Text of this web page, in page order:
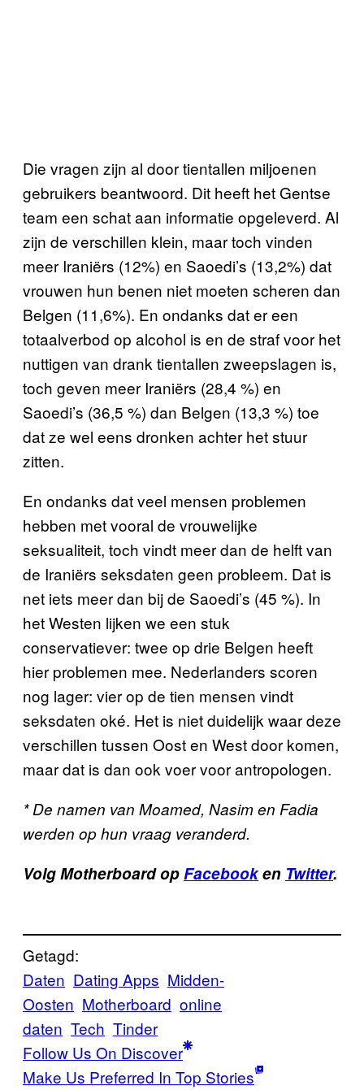
Die vragen zijn al door tientallen miljoenen
gebruikers beantwoord. Dit heeft het Gentse
team een schat aan informatie opgeleverd. Al
zijn de verschillen klein, maar toch vinden
meer Iraniërs (12%) en Saoedi’s (13,2%) dat
vrouwen hun benen niet moeten scheren dan
Belgen (11,6%). En ondanks dat er een
totaalverbod op alcohol is en de straf voor het
nuttigen van drank tientallen zweepslagen is,
toch geven meer Iraniërs (28,4 %) en
Saoedi’s (36,5 %) dan Belgen (13,3 %) toe
dat ze wel eens dronken achter het stuur
zitten.
En ondanks dat veel mensen problemen
hebben met vooral de vrouwelijke
seksualiteit, toch vindt meer dan de helft van
de Iraniërs seksdaten geen probleem. Dat is
net iets meer dan bij de Saoedi’s (45 %). In
het Westen lijken we een stuk
conservatiever: twee op drie Belgen heeft
hier problemen mee. Nederlanders scoren
nog lager: vier op de tien mensen vindt
seksdaten oké. Het is niet duidelijk waar deze
verschillen tussen Oost en West door komen,
maar dat is dan ook voer voor antropologen.
* De namen van Moamed, Nasim en Fadia
werden op hun vraag veranderd.
Volg Motherboard opFacebooken Twitter.
Getagd:
Daten Dating Apps Midden-
Oosten Motherboard online
daten Tech Tinder
Follow Us On Discover
Make Us Preferred In Top Stories